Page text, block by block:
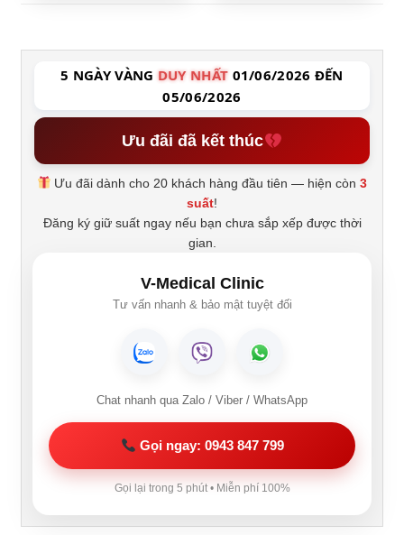
5 NGÀY VÀNG DUY NHẤT 01/06/2026 ĐẾN
05/06/2026
Ưu đãi đã kết thúc
Ưu đãi dành cho 20 khách hàng đầu tiên — hiện còn3
suất!
Đăng ký giữ suất ngay nếu bạn chưa sắp xếp được thời
gian.
V-Medical Clinic
Tư vấn nhanh & bảo mật tuyệt đối
Chat nhanh qua Zalo / Viber / WhatsApp
Gọi ngay: 0943 847 799
Gọi lại trong 5 phút • Miễn phí 100%